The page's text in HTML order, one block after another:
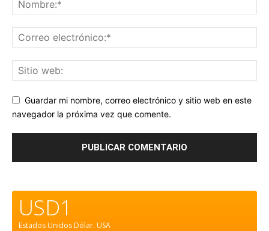
Guardar mi nombre, correo electrónico y sitio web en este
navegador la próxima vez que comente.
USD1
Estados Unidos Dólar. USA